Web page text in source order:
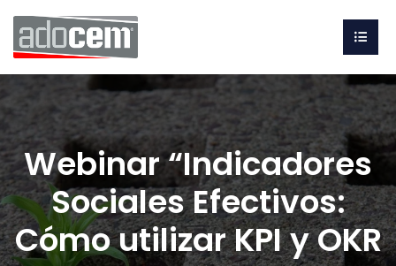
Webinar “Indicadores
Sociales Efectivos:
Cómo utilizar KPI y OKR